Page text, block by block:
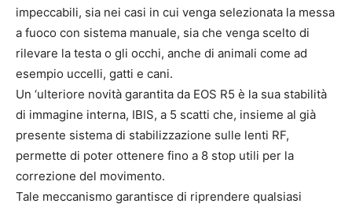
impeccabili, sia nei casi in cui venga selezionata la messa
a fuoco con sistema manuale, sia che venga scelto di
rilevare la testa o gli occhi, anche di animali come ad
esempio uccelli, gatti e cani.
Un ‘ulteriore novità garantita da EOS R5 è la sua stabilità
di immagine interna, IBIS, a 5 scatti che, insieme al già
presente sistema di stabilizzazione sulle lenti RF,
permette di poter ottenere fino a 8 stop utili per la
correzione del movimento.
Tale meccanismo garantisce di riprendere qualsiasi